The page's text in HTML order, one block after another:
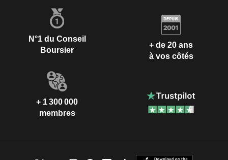
N°1 du Conseil
Boursier
+ de 20 ans
à vos côtés
+ 1 300 000
membres